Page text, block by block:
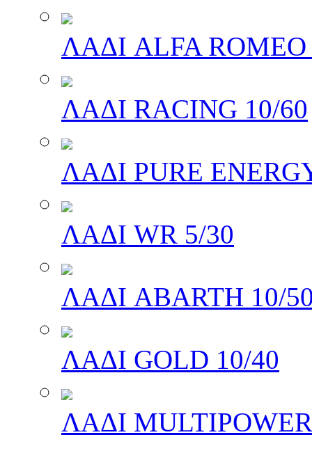
ΛΑΔΙ ALFA
ΛΑΔΙ RACING 10/60
ΛΑΔΙ PURE
ΛΑΔΙ WR 5/30
ΛΑΔΙ ABARTH 10/
ΛΑΔΙ GOLD 10/40
ΛΑΔΙ